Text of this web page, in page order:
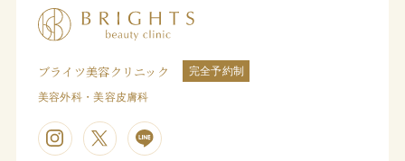
ブライツ美容クリニック 完全予約制
美容外科・美容皮膚科